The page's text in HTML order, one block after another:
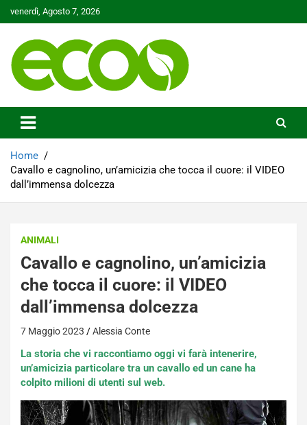
to
venerdì, Agosto 7, 2026
Ecoo.it
Home
Cavallo e cagnolino, un’amicizia che tocca il cuore: il VIDEO
dall’immensa dolcezza
ANIMALI
Cavallo e cagnolino, un’amicizia
che tocca il cuore: il VIDEO
dall’immensa dolcezza
7 Maggio 2023 Alessia Conte
La storia che vi raccontiamo oggi vi farà intenerire,
un’amicizia particolare tra un cavallo ed un cane ha
colpito milioni di utenti sul web.